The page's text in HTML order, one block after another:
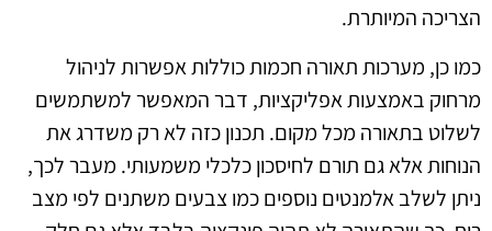
הצריכה המיותרת.
כמו כן, מערכות תאורה חכמות כוללות אפשרות לניהול
מרחוק באמצעות אפליקציות, דבר המאפשר למשתמשים
לשלוט בתאורה מכל מקום. תכנון כזה לא רק משדרג את
הנוחות אלא גם תורם לחיסכון כלכלי משמעותי. מעבר לכך,
ניתן לשלב אלמנטים נוספים כמו צבעים משתנים לפי מצב